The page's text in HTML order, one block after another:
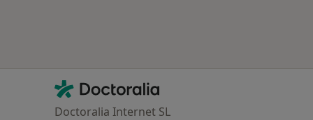
Contacto
Doctoralia - Página de inicio
Doctoralia Internet SL